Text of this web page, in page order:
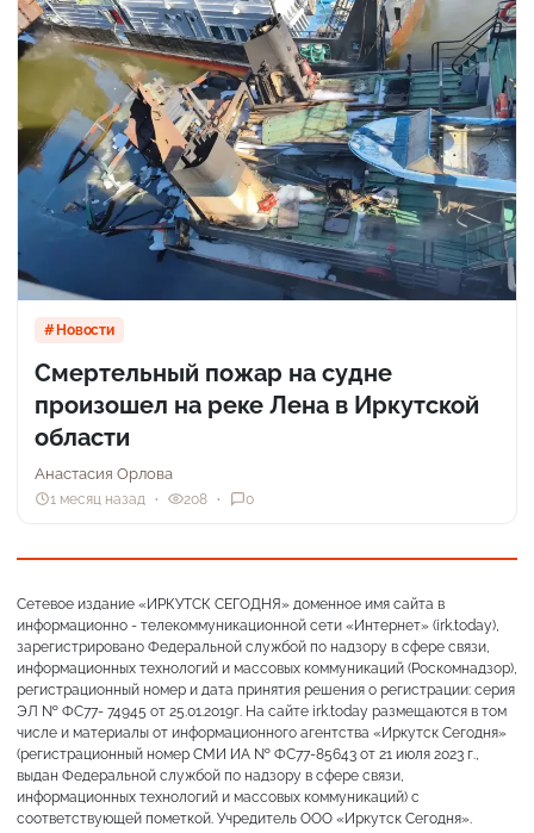
Новости
Смертельный пожар на судне
произошел на реке Лена в Иркутской
области
Анастасия Орлова
1 месяц назад 208 0
Сетевое издание «ИРКУТСК СЕГОДНЯ» доменное имя сайта в
информационно - телекоммуникационной сети «Интернет» (irk.today),
зарегистрировано Федеральной службой по надзору в сфере связи,
информационных технологий и массовых коммуникаций (Роскомнадзор),
регистрационный номер и дата принятия решения о регистрации: серия
ЭЛ № ФС77- 74945 от 25.01.2019г. На сайте irk.today размещаются в том
числе и материалы от информационного агентства «Иркутск Сегодня»
(регистрационный номер СМИ ИА № ФС77-85643 от 21 июля 2023 г.,
выдан Федеральной службой по надзору в сфере связи,
информационных технологий и массовых коммуникаций) с
соответствующей пометкой. Учредитель ООО «Иркутск Сегодня».